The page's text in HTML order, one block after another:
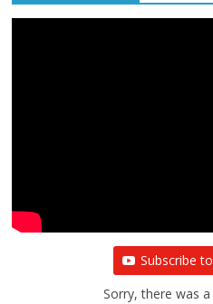
Subscribe
Sorry, there was